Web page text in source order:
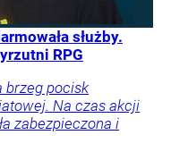
służby.
RPG
brzeg pocisk
Na czas akcji
zabezpieczona i